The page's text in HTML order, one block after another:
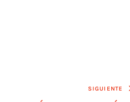
SIGUIENTE